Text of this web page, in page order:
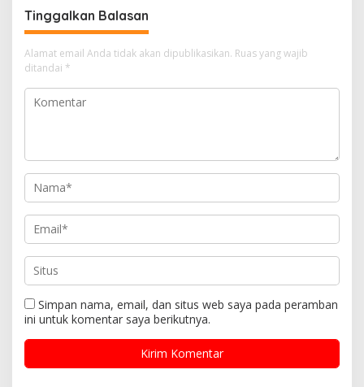
Tinggalkan Balasan
Alamat email Anda tidak akan dipublikasikan. Ruas yang wajib
ditandai *
Simpan nama, email, dan situs web saya pada peramban
ini untuk komentar saya berikutnya.